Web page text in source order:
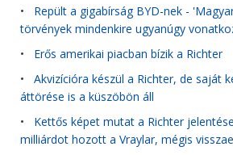
• Repült a gigabírság BYD-nek -
törvények mindenkire ugyanúgy
• Erős amerikai piacban bízik a Richter
• Akvizícióra készül a Richter, de saját
áttörése is a küszöbön áll
• Kettős képet mutat a Richter
milliárdot hozott a Vraylar, mégis